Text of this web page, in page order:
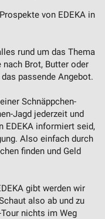
von EDEKA in
rund um das Thema
nach Brot, Butter oder
passende Angebot.
Schnäppchen-
Jagd jederzeit und
EDEKA informiert seid,
Also einfach durch
finden und Geld
gibt werden wir
also ab und zu
nichts im Weg